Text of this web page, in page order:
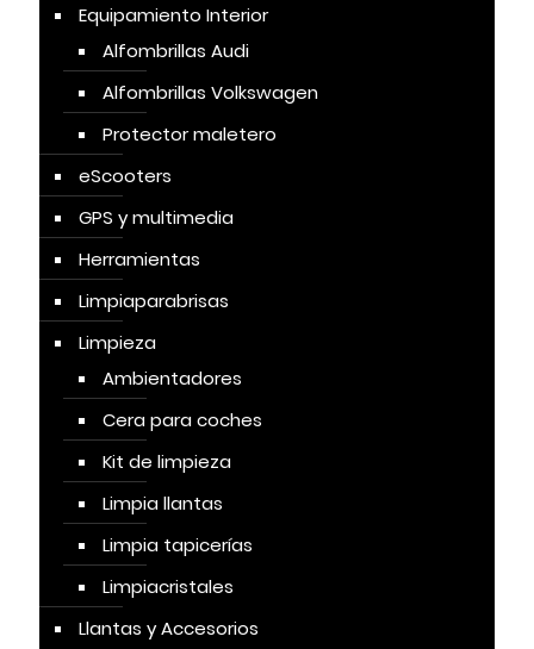
Equipamiento Interior
Alfombrillas Audi
Alfombrillas Volkswagen
Protector maletero
eScooters
GPS y multimedia
Herramientas
Limpiaparabrisas
Limpieza
Ambientadores
Cera para coches
Kit de limpieza
Limpia llantas
Limpia tapicerías
Limpiacristales
Llantas y Accesorios